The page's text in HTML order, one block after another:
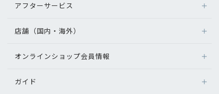
目のまめちしき
メガネ
サングラス
補聴器
グッズ・小物
アフターサービス
アフターサービス
メガネの不具合、修理について
補聴器に関するアフターサービス
店舗（国内・海外）
店舗検索
オンラインショップ会員情報
ログイン
ガイド